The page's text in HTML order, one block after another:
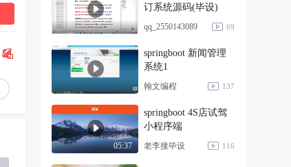
订系统源码(毕设)
qq_2550143089 69
springboot 新闻管理
系统1
翰文编程 137
05:37
springboot 4S店试驾
小程序端
老李接毕设 116